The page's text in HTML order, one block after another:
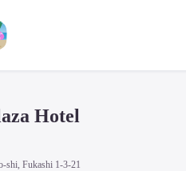
Hotel
shi, Fukashi 1-3-21